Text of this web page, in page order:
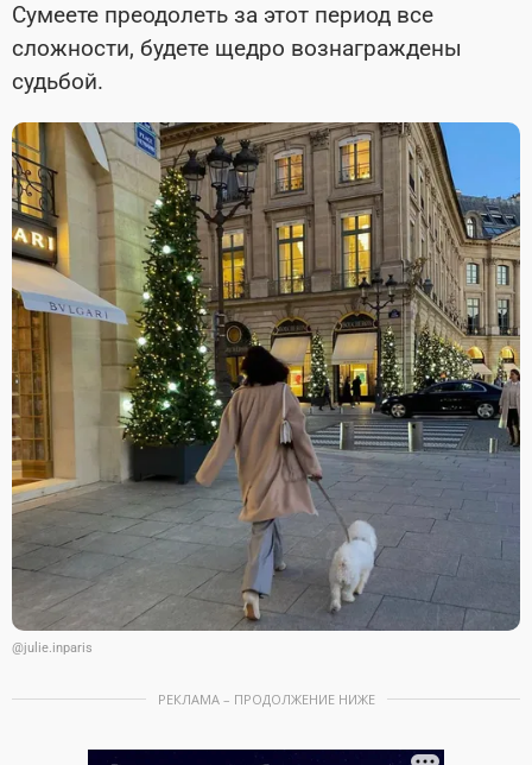
Сумеете преодолеть за этот период все
сложности, будете щедро вознаграждены
судьбой.
@julie.inparis
РЕКЛАМА – ПРОДОЛЖЕНИЕ НИЖЕ